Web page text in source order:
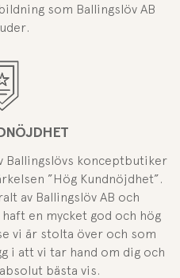
som Ballingslöv AB
Ballingslövs konceptbutiker
”Hög Kundnöjdhet”.
av Ballingslöv AB och
en mycket god och hög
vi är stolta över och som
i att vi tar hand om dig och
bästa vis.